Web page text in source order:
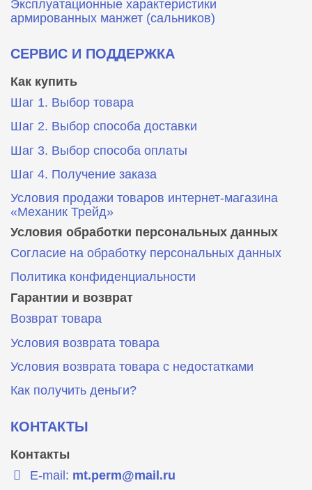
Эксплуатационные характеристики
армированных манжет (сальников)
СЕРВИС И ПОДДЕРЖКА
Как купить
Шаг 1. Выбор товара
Шаг 2. Выбор способа доставки
Шаг 3. Выбор способа оплаты
Шаг 4. Получение заказа
Условия продажи товаров интернет-магазина
«Механик Трейд»
Условия обработки персональных данных
Согласие на обработку персональных данных
Политика конфиденциальности
Гарантии и возврат
Возврат товара
Условия возврата товара
Условия возврата товара с недостатками
Как получить деньги?
КОНТАКТЫ
Контакты
E-mail: mt.perm@mail.ru